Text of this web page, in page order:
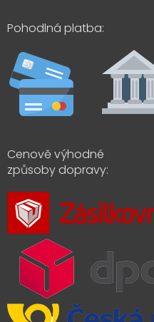
Pohodlná platba:
Cenově výhodné
způsoby dopravy: